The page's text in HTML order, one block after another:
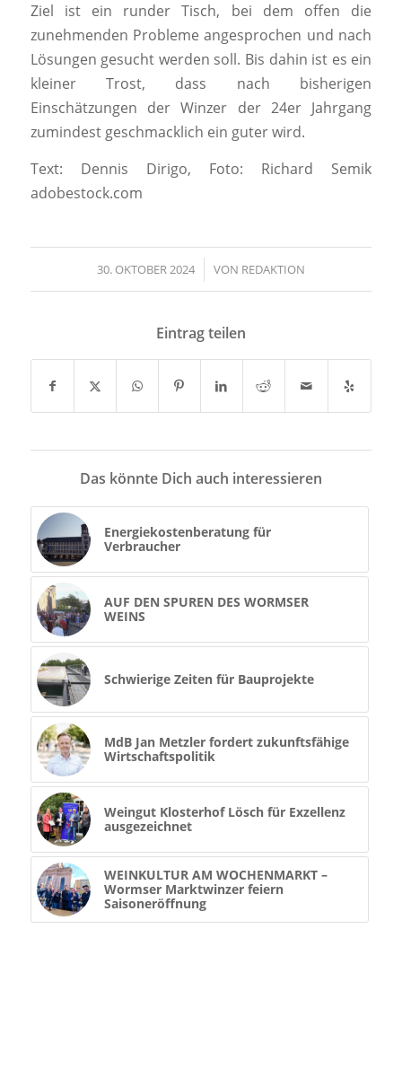
Ziel ist ein runder Tisch, bei dem offen die
zunehmenden Probleme angesprochen und nach
Lösungen gesucht werden soll. Bis dahin ist es ein
kleiner Trost, dass nach bisherigen
Einschätzungen der Winzer der 24er Jahrgang
zumindest geschmacklich ein guter wird.
Text: Dennis Dirigo, Foto: Richard Semik
adobestock.com
30. OKTOBER 2024
/ VON REDAKTION
Eintrag teilen
Das könnte Dich auch interessieren
Energiekostenberatung für
Verbraucher
AUF DEN SPUREN DES WORMSER
WEINS
Schwierige Zeiten für Bauprojekte
MdB Jan Metzler fordert zukunftsfähige
Wirtschaftspolitik
Weingut Klosterhof Lösch für Exzellenz
ausgezeichnet
WEINKULTUR AM WOCHENMARKT –
Wormser Marktwinzer feiern
Saisoneröffnung